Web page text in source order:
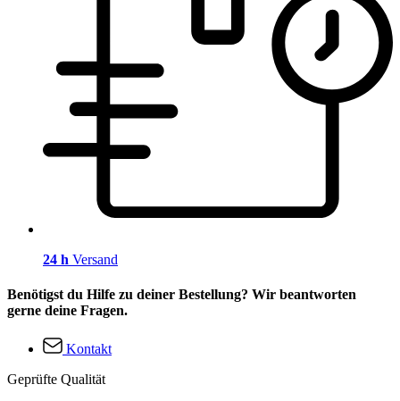
24 h Versand
Benötigst du Hilfe zu deiner Bestellung? Wir beantworten
gerne deine Fragen.
Kontakt
Geprüfte Qualität